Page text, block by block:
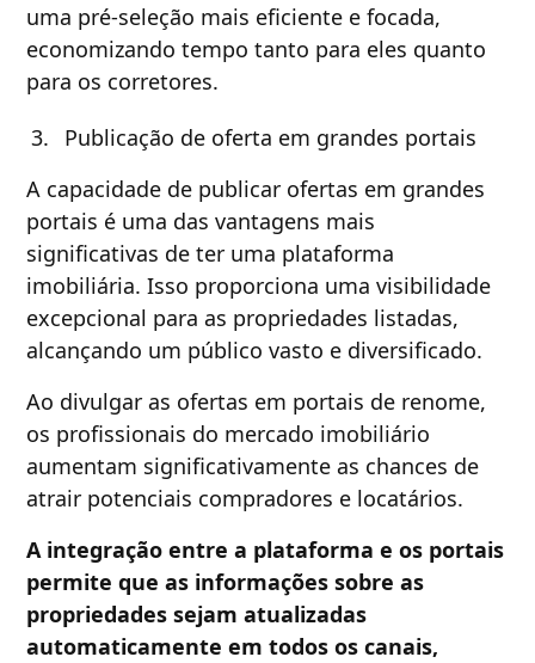
uma pré-seleção mais eficiente e focada,
economizando tempo tanto para eles quanto
para os corretores.
Publicação de oferta em grandes portais
A capacidade de publicar ofertas em grandes
portais é uma das vantagens mais
significativas de ter uma plataforma
imobiliária. Isso proporciona uma visibilidade
excepcional para as propriedades listadas,
alcançando um público vasto e diversificado.
Ao divulgar as ofertas em portais de renome,
os profissionais do mercado imobiliário
aumentam significativamente as chances de
atrair potenciais compradores e locatários.
A integração entre a plataforma e os portais
permite que as informações sobre as
propriedades sejam atualizadas
automaticamente em todos os canais,